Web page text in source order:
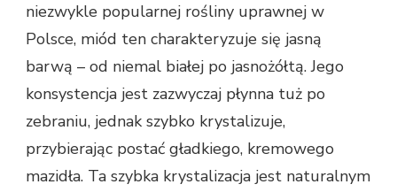
niezwykle popularnej rośliny uprawnej w
Polsce, miód ten charakteryzuje się jasną
barwą – od niemal białej po jasnożółtą. Jego
konsystencja jest zazwyczaj płynna tuż po
zebraniu, jednak szybko krystalizuje,
przybierając postać gładkiego, kremowego
mazidła. Ta szybka krystalizacja jest naturalnym